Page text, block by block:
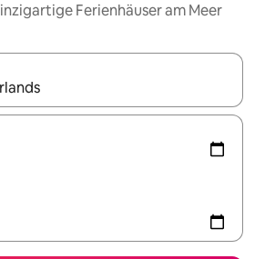
Ferienhäuser am Meer
sind, navigiere mit den